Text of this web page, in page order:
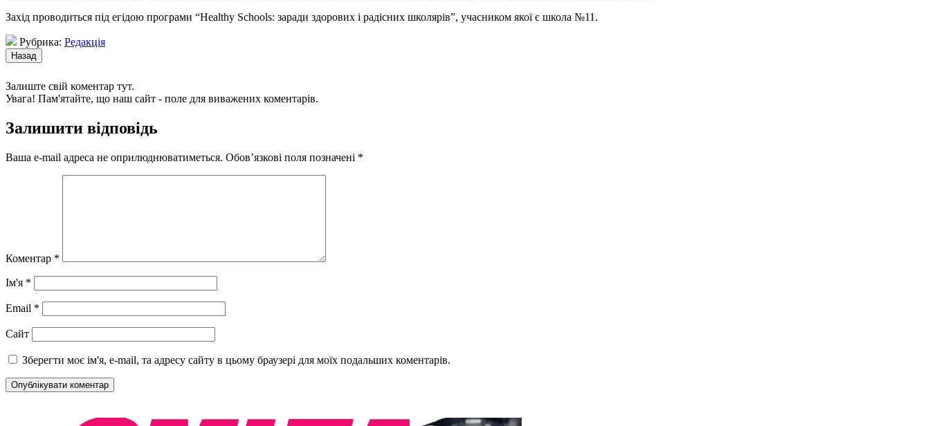
Захід проводиться під егідою програми “Healthy Schools: заради здорових і радісних школярів”, учасником якої є школа №11.
Рубрика: Редакція
Залиште свій коментар тут.
Увага! Пам'ятайте, що наш сайт - поле для виважених коментарів.
Залишити відповідь
Ваша e-mail адреса не оприлюднюватиметься. Обов’язкові поля позначені *
Коментар *
Ім'я *
Email *
Сайт
Зберегти моє ім'я, e-mail, та адресу сайту в цьому браузері для моїх подальших коментарів.